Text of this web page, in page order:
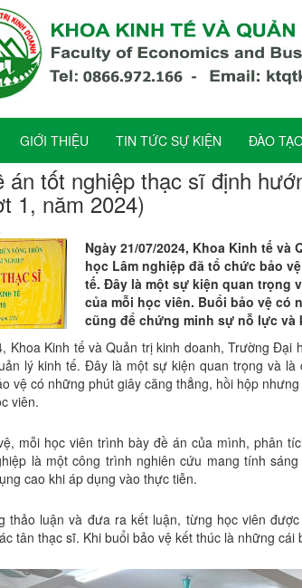
GIỚI THIỆU TIN TỨC SỰ KIỆN ĐÀO
án tốt nghiệp thạc sĩ định
1, năm 2024)
Ngày 21/07/2024, Khoa Kinh tế
học Lâm nghiệp đã tổ chức bảo
tế. Đây là một sự kiện quan trọng
của mỗi học viên. Buổi bảo vệ
cũng để chứng minh sự nỗ lực
Khoa Kinh tế và Quản trị kinh doanh, Trường
lý kinh tế. Đây là một sự kiện quan trọng và
vệ có những phút giây căng thẳng, hồi hộp
viên.
mỗi học viên trình bày đề án của mình, phân
là một công trình nghiên cứu mang tính
cao khi áp dụng vào thực tiễn.
thảo luận và đưa ra kết luận, từng học viên
tân thạc sĩ. Khi buổi bảo vệ kết thúc là những